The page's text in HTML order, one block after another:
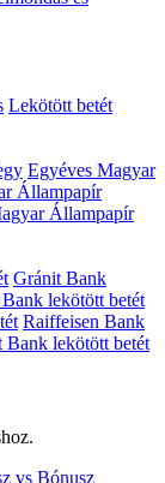
Lekötött betét
Egyéves Magyar
Állampapír
Állampapír
Gránit Bank
lekötött betét
Raiffeisen Bank
Bank lekötött betét
vs Bónusz